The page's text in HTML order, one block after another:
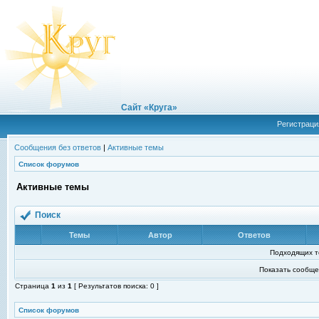
Сайт «Круга»
Сообщения без ответов | Активные темы
Список форумов
Активные темы
Поиск
Темы Автор Ответов
Подходящих
Показать
Страница 1 из 1 [ Результатов поиска: 0 ]
Список форумов